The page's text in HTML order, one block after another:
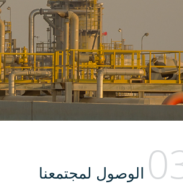
الوصول لمجتمعنا